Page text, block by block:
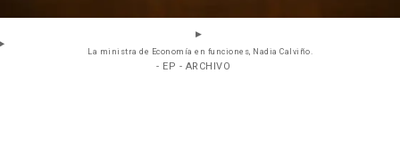
La ministra de Economía en funciones, Nadia Calviño.
- EP - ARCHIVO